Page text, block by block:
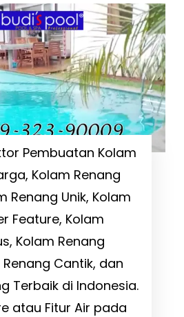
Pembuatan Kolam
Kolam Renang
Renang Unik, Kolam
Feature, Kolam
Kolam Renang
Cantik, dan
Terbaik di Indonesia.
atau Fitur Air pada